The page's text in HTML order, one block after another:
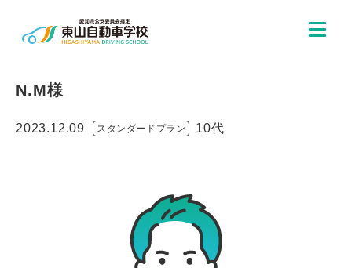
N.M様
2023.12.09 スタンダードプラン 10代